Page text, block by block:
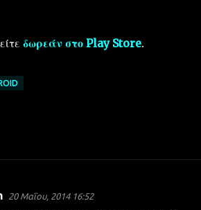
δωρεάν στο Play Store.
20 Μαΐου, 2014 16:52